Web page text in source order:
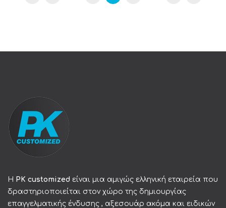
Η PK customized είναι μια αμιγώς ελληνική εταιρεία που
δραστηριοποιείται στον χώρο της δημιουργίας
επαγγελματικής ένδυσης , αξεσουάρ ακόμα και ειδικών